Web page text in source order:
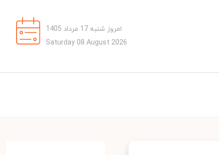
امروز شنبه 17 مرداد 1405
Saturday 08 August 2026